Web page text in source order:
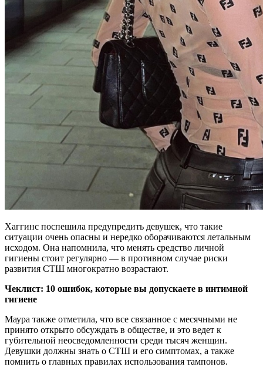
Хаггинс поспешила предупредить девушек, что такие
ситуации очень опасны и нередко оборачиваются летальным
исходом. Она напомнила, что менять средство личной
гигиены стоит регулярно — в противном случае риски
развития СТШ многократно возрастают.
Чеклист: 10 ошибок, которые вы допускаете в интимной
гигиене
Маура также отметила, что все связанное с месячными не
принято открыто обсуждать в обществе, и это ведет к
губительной неосведомленности среди тысяч женщин.
Девушки должны знать о СТШ и его симптомах, а также
помнить о главных правилах использования тампонов.